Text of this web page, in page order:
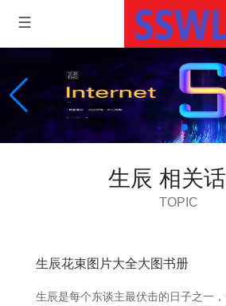
生辰 相关
TOPIC
生辰花束图片大全大图书册
生辰是每个东谈主最伏击的日子之一